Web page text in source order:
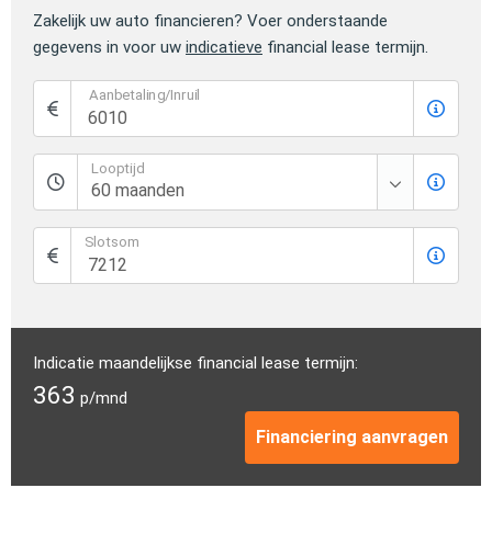
Zakelijk uw auto financieren? Voer onderstaande
gegevens in voor uw indicatieve financial lease termijn.
Aanbetaling/Inruil
Looptijd
Slotsom
Indicatie maandelijkse financial lease termijn:
363 p/mnd
Financiering aanvragen